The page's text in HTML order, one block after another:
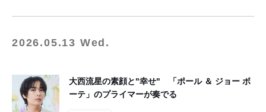
2026.05.13 Wed.
大西流星の素顔と"幸せ" 「ポール ＆ ジョー ボ
ーテ」のプライマーが奏でる